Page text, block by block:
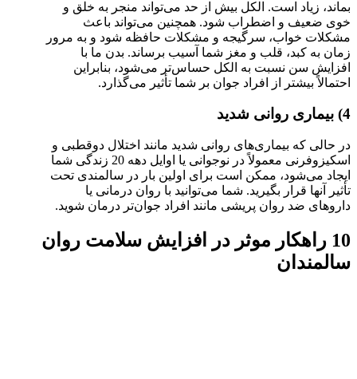
بماند، زیاد است. الکل بیش از حد می‌تواند منجر به خلق و
خوی ضعیف و اضطراب شود. همچنین می‌تواند باعث
مشکلات خواب، سرگیجه و مشکلات حافظه شود و به مرور
زمان به کبد، قلب و مغز شما آسیب برساند. بدن ما با
افزایش سن نسبت به الکل حساس‌تر می‌شود، بنابراین
احتمالاً بیشتر از افراد جوان بر شما تأثیر می‌گذارد.
4) بیماری روانی شدید
در حالی که بیماری‌های روانی شدید مانند اختلال دوقطبی و
اسکیزوفرنی معمولاً در نوجوانی یا اوایل دهه 20 زندگی شما
ایجاد می‌شود، ممکن است برای اولین بار در سالمندی تحت
تأثیر آنها قرار بگیرید. شما می‌توانید با روان درمانی یا
داروهای ضد روان پریشی مانند افراد جوان‌تر درمان شوید.
10 راهکار موثر در افزایش سلامت روان
سالمندان